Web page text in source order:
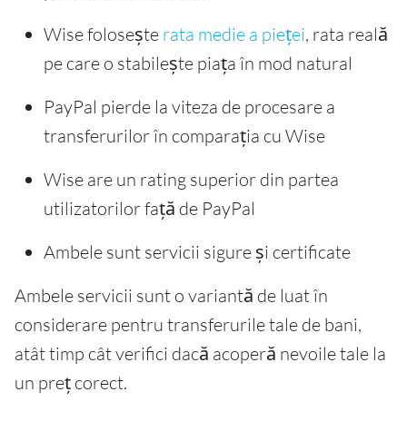
Wise folosește rata medie a pieței, rata reală
pe care o stabilește piața în mod natural
PayPal pierde la viteza de procesare a
transferurilor în comparația cu Wise
Wise are un rating superior din partea
utilizatorilor față de PayPal
Ambele sunt servicii sigure și certificate
Ambele servicii sunt o variantă de luat în
considerare pentru transferurile tale de bani,
atât timp cât verifici dacă acoperă nevoile tale la
un preț corect.